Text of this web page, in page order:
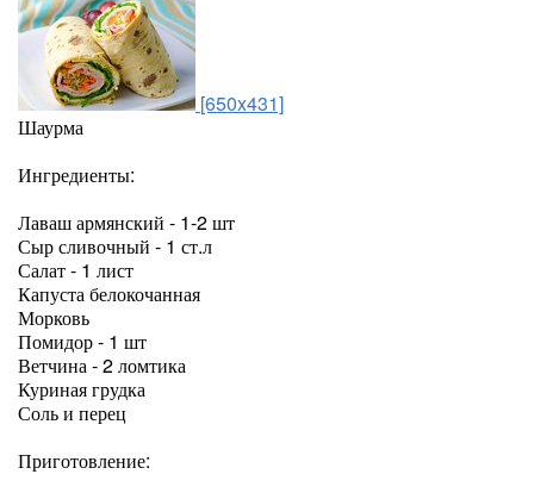
[650x431]
Шаурма
Ингредиенты:
Лаваш армянский - 1-2 шт
Сыр сливочный - 1 ст.л
Салат - 1 лист
Капуста белокочанная
Морковь
Помидор - 1 шт
Ветчина - 2 ломтика
Куриная грудка
Соль и перец
Приготовление: